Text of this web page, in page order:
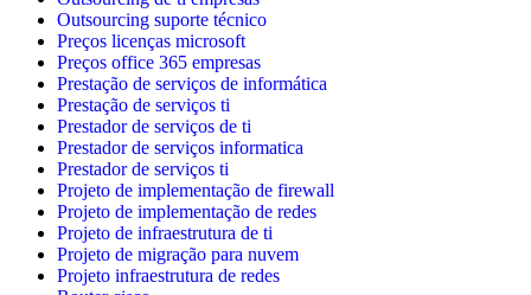
Outsourcing suporte técnico
Preços licenças microsoft
Preços office 365 empresas
Prestação de serviços de informática
Prestação de serviços ti
Prestador de serviços de ti
Prestador de serviços informatica
Prestador de serviços ti
Projeto de implementação de firewall
Projeto de implementação de redes
Projeto de infraestrutura de ti
Projeto de migração para nuvem
Projeto infraestrutura de redes